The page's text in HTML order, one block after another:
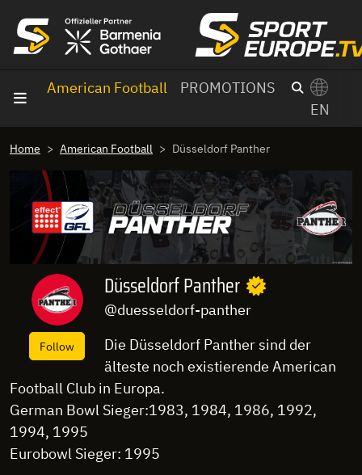
American Football
PROMOTIONS
EN
Home American Football Düsseldorf Panther
Follow
Düsseldorf Panther
@duesseldorf-panther
Die Düsseldorf Panther sind der
älteste noch existierende American
Football Club in Europa.
German Bowl Sieger:1983, 1984, 1986, 1992,
1994, 1995
Eurobowl Sieger: 1995